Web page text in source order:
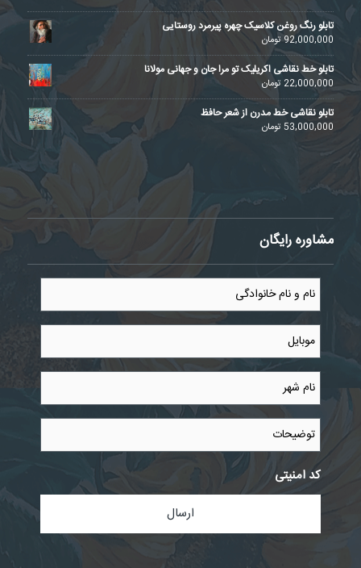
تابلو رنگ روغن کلاسیک چهره پیرمرد روستایی
92,000,000تومان
تابلو خط نقاشی اکریلیک تو مرا جان و جهانی مولانا
22,000,000 تومان
تابلو نقاشی خط مدرن از شعر حافظ
53,000,000 تومان
مشاوره رایگان
نام
نام
خانوادگی
موبایل
نام
شهر *
توضیحات
کد امنیتی